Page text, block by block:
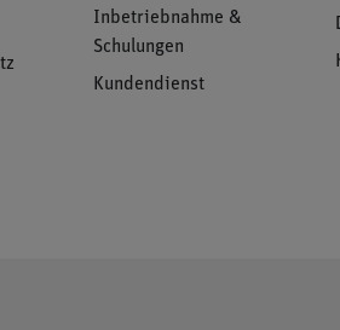
Inbetriebnahme &
Schulungen
Kundendienst